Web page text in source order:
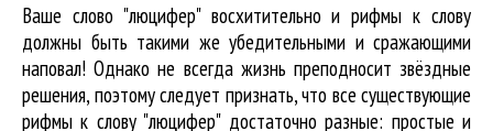
Ваше слово "люцифер" восхитительно и рифмы к слову
должны быть такими же убедительными и сражающими
наповал! Однако не всегда жизнь преподносит звёздные
решения, поэтому следует признать, что все существующие
рифмы к слову "люцифер" достаточно разные: простые и